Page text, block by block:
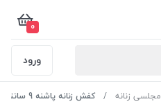
0
ورود
مجلسی زنانه کفش زنانه پاشنه 9 سانتی یونای کد Y260 رنگ سبز سایز 36